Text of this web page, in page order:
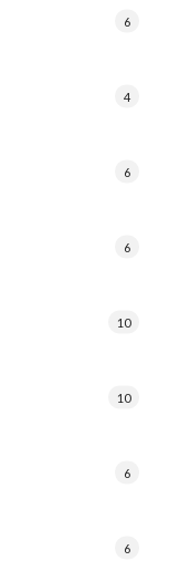
6
4
6
6
10
10
6
6